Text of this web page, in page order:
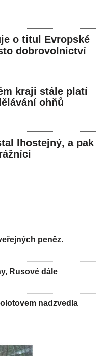
o titul Evropské
dobrovolnictví
kraji stále platí
ohňů
lhostejný, a pak
peněz.
Rusové dále
nadzvedla